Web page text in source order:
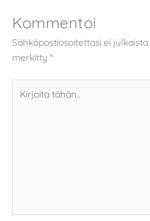
Kommentoi
Sähköpostiosoitettasi ei julkaista.
merkitty *
tähän..